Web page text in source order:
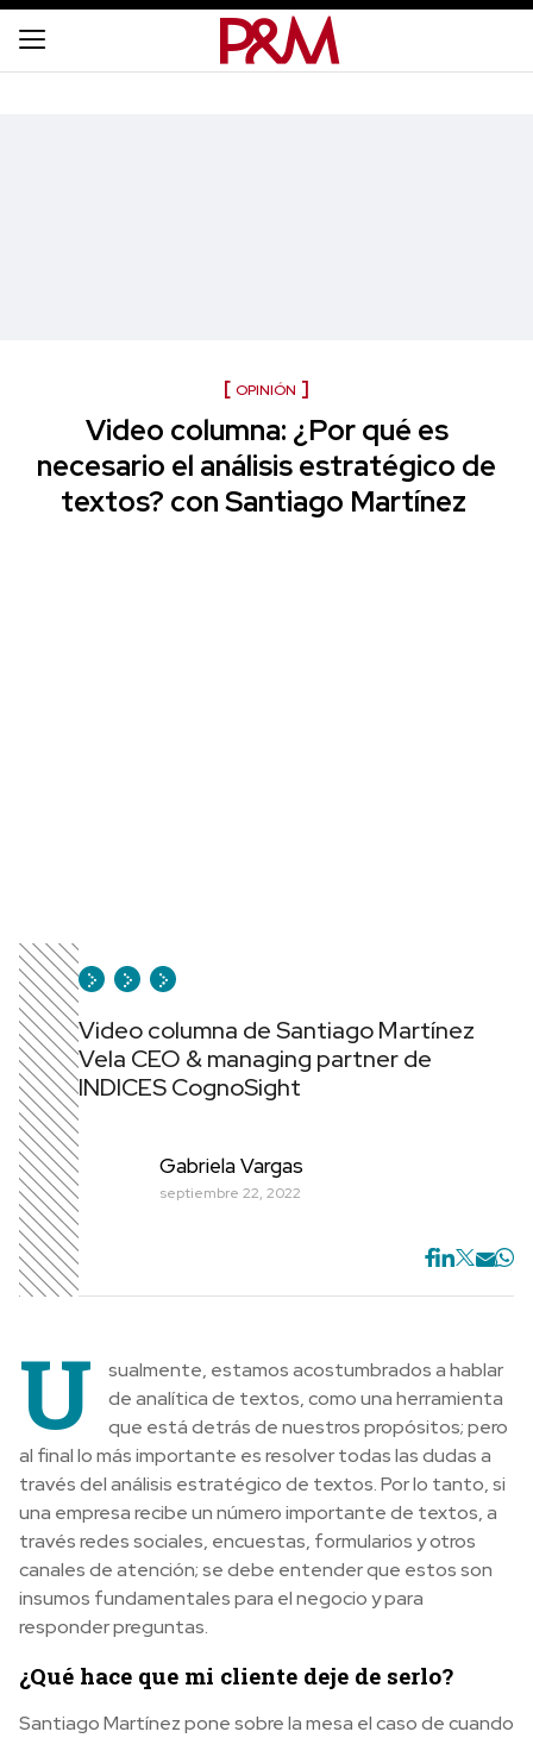
OPINIÓN
Video columna: ¿Por qué es
necesario el análisis estratégico de
textos? con Santiago Martínez
Video columna de Santiago Martínez
Vela CEO & managing partner de
INDICES CognoSight
Gabriela Vargas
septiembre 22, 2022
U
sualmente, estamos acostumbrados a hablar
de analítica de textos, como una herramienta
que está detrás de nuestros propósitos; pero
al final lo más importante es resolver todas las dudas a
través del análisis estratégico de textos. Por lo tanto, si
una empresa recibe un número importante de textos, a
través redes sociales, encuestas, formularios y otros
canales de atención; se debe entender que estos son
insumos fundamentales para el negocio y para
responder preguntas.
¿Qué hace que mi cliente deje de serlo?
Santiago Martínez pone sobre la mesa el caso de cuando